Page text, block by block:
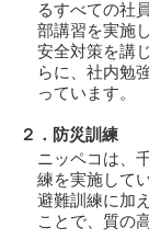
るすべての社
部講習を実施
安全対策を講
らに、社内勉
っています。
２．防災訓練
ニッペコは、
練を実施して
避難訓練に加
ことで、質の